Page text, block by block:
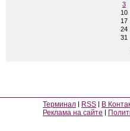
3
10
17
24
31
Терминал RSS В
Реклама на сайте